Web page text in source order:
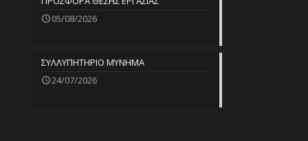
05/08/2026
ΣΥΛΛΥΠΗΤΗΡΙΟ ΜΥΝΗΜΑ
24/07/2026